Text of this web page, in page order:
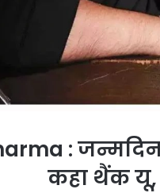
:
कहा थैंक